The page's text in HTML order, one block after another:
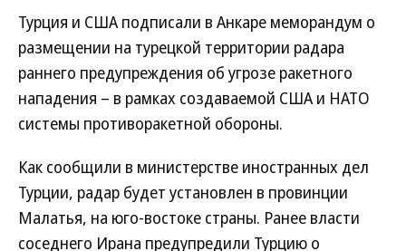
Турция и США подписали в Анкаре меморандум о
размещении на турецкой территории радара
раннего предупреждения об угрозе ракетного
нападения – в рамках создаваемой США и НАТО
системы противоракетной обороны.
Как сообщили в министерстве иностранных дел
Турции, радар будет установлен в провинции
Малатья, на юго-востоке страны. Ранее власти
соседнего Ирана предупредили Турцию о